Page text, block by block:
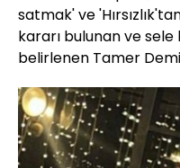
satmak' ve
kararı bulunan ve sele
belirlenen Tamer